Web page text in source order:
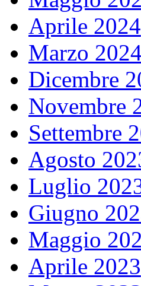
Aprile 2024
Marzo 2024
Dicembre
Novembre
Settembre
Agosto
Luglio
Giugno
Maggio
Aprile 2023